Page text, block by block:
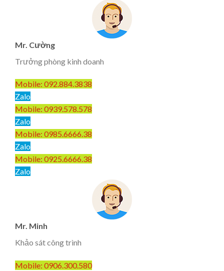
Mr. Cường
Trưởng phòng kinh doanh
Mobile: 092.884.3838
Zalo
Mobile: 0939.578.578
Zalo
Mobile: 0985.6666.38
Zalo
Mobile: 0925.6666.38
Zalo
Mr. Minh
Khảo sát công trình
Mobile: 0906.300.580